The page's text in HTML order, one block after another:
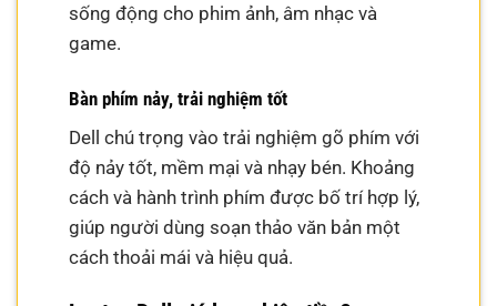
sống động cho phim ảnh, âm nhạc và
game.
Bàn phím nảy, trải nghiệm tốt
Dell chú trọng vào trải nghiệm gõ phím với
độ nảy tốt, mềm mại và nhạy bén. Khoảng
cách và hành trình phím được bố trí hợp lý,
giúp người dùng soạn thảo văn bản một
cách thoải mái và hiệu quả.